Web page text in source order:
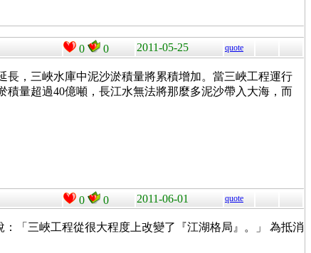
0 0 2011-05-25 quote
長，三峽水庫中泥沙淤積量將累積增加。當三峽工程運行
量超過40億噸，長江水無法將那麼多泥沙帶入大海，而
0 0 2011-06-01 quote
「三峽工程從很大程度上改變了『江湖格局』。」 為抵消